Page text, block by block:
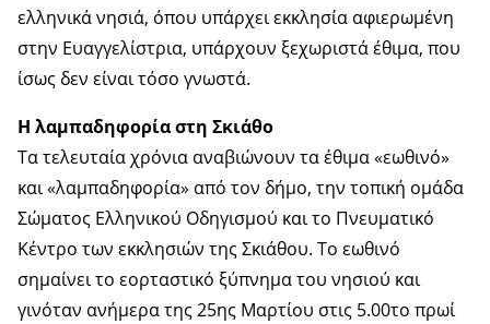
ελληνικά νησιά, όπου υπάρχει εκκλησία αφιερωμένη
στην Ευαγγελίστρια, υπάρχουν ξεχωριστά έθιμα, που
ίσως δεν είναι τόσο γνωστά.
Η λαμπαδηφορία στη Σκιάθο
Τα τελευταία χρόνια αναβιώνουν τα έθιμα «εωθινό»
και «λαμπαδηφορία» από τον δήμο, την τοπική ομάδα
Σώματος Ελληνικού Οδηγισμού και το Πνευματικό
Κέντρο των εκκλησιών της Σκιάθου. Το εωθινό
σημαίνει το εορταστικό ξύπνημα του νησιού και
γινόταν ανήμερα της 25ης Μαρτίου στις 5.00το πρωί